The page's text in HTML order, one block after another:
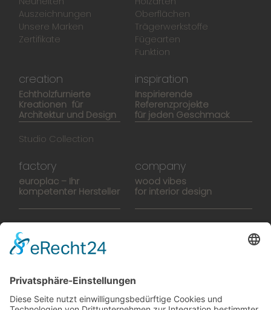
Auszeichnungen
Unsere Marken
Zertifikate
Oberflächen
Trägerwerkstoffe
Fügearten
Funktion
creation
Echtholzfurnierte
Kreationen für
Architektur und Design
Studio Collection
inspiration
Inspirierende
Referenzprojekte
für jeden Geschmack
factory
europlac – Ihr
kompetenter Hersteller
Hightech-Fertigung
Manufaktur
company
wood vibes
for interior design
europlacHOUSE
Karriere
Booklet